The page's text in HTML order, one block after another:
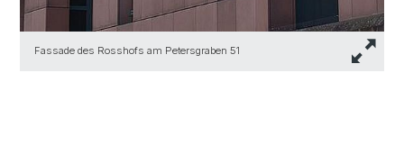
Fassade des Rosshofs am Petersgraben 51